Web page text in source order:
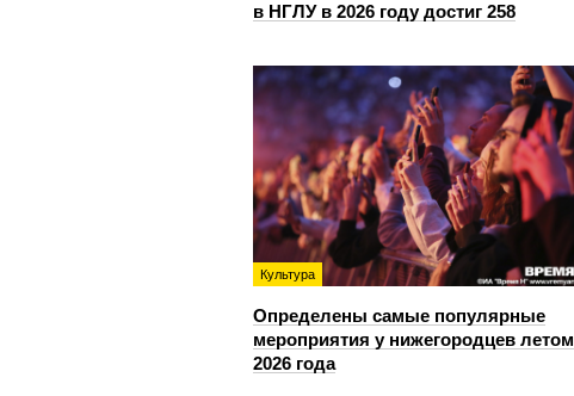
в НГЛУ в 2026 году достиг 258
Культура
Определены самые популярные
мероприятия у нижегородцев летом
2026 года